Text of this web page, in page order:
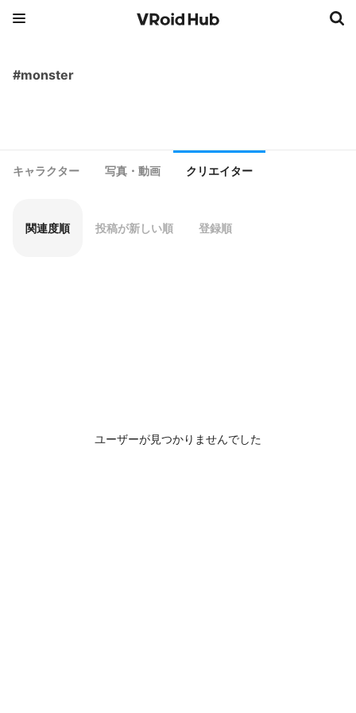
#monster
キャラクター 写真・動画 クリエイター
関連度順 投稿が新しい順 登録順
ユーザーが見つかりませんでした